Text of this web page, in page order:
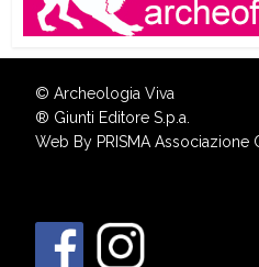
© Archeologia Viva
® Giunti Editore S.p.a.
Web By PRISMA Associazione